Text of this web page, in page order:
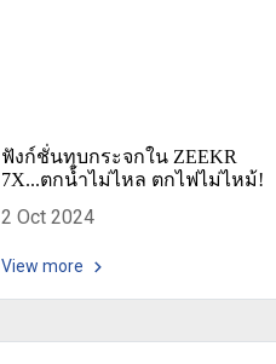
ฟังก์ชั่นทุบกระจกใน ZEEKR
7X...ตกน้ำไม่ไหล ตกไฟไม่ไหม้!
2 Oct 2024
View more